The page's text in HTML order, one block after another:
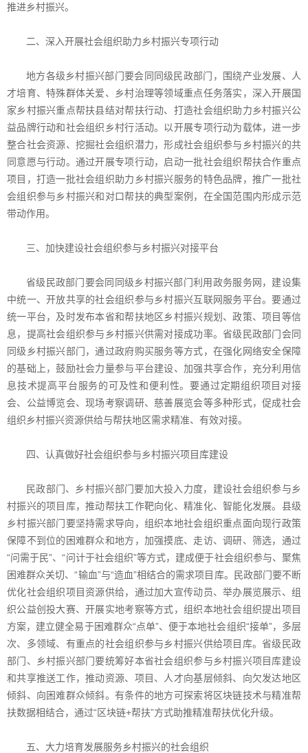
推进乡村振兴。
二、深入开展社会组织助力乡村振兴专项行动
地方各级乡村振兴部门要会同同级民政部门，围绕产业发展、人
才培育、特殊群体关爱、乡村治理等领域重点任务落实，深入开展国
家乡村振兴重点帮扶县结对帮扶行动、打造社会组织助力乡村振兴公
益品牌行动和社会组织乡村行活动。以开展专项行动为载体，进一步
整合社会资源、挖掘社会组织潜力，形成社会组织参与乡村振兴的共
同意愿与行动。通过开展专项行动，启动一批社会组织帮扶合作重点
项目，打造一批社会组织助力乡村振兴服务的特色品牌，推广一批社
会组织参与乡村振兴和对口帮扶的典型案例，在全国范围内形成示范
带动作用。
三、加快建设社会组织参与乡村振兴对接平台
省级民政部门要会同同级乡村振兴部门利用政务服务网，建设集
中统一、开放共享的社会组织参与乡村振兴互联网服务平台。要通过
统一平台，及时发布本省和帮扶地区乡村振兴规划、政策、项目等信
息，提高社会组织参与乡村振兴供需对接成功率。省级民政部门会同
同级乡村振兴部门，通过政府购买服务等方式，在强化网络安全保障
的基础上，鼓励社会力量参与平台建设、加强共享合作，充分利用信
息技术提高平台服务的可及性和便利性。要通过定期组织项目对接
会、公益博览会、现场考察调研、慈善展览会等多种形式，促成社会
组织乡村振兴资源供给与帮扶地区需求精准、有效对接。
四、认真做好社会组织参与乡村振兴项目库建设
民政部门、乡村振兴部门要加大投入力度，建设社会组织参与乡
村振兴的项目库，推动帮扶工作靶向化、精准化、智能化发展。县级
乡村振兴部门要坚持需求导向，组织本地社会组织重点面向现行政策
保障不到位的困难群众和地方，加强摸底、走访、调研、筛选，通过
“问需于民”、“问计于社会组织”等方式，建成便于社会组织参与、聚焦
困难群众关切、“输血”与“造血”相结合的需求项目库。民政部门要不断
优化社会组织项目资源供给，通过加大宣传动员、举办展览展示、组
织公益创投大赛、开展实地考察等方式，组织本地社会组织提出项目
方案，建立健全易于困难群众“点单”、便于本地社会组织“接单”，多层
次、多领域、有重点的社会组织参与乡村振兴供给项目库。省级民政
部门、乡村振兴部门要统筹好本省社会组织参与乡村振兴项目库建设
和共享推送工作，推动资源、项目、人才向基层倾斜、向欠发达地区
倾斜、向困难群众倾斜。有条件的地方可探索将区块链技术与精准帮
扶数据相结合，通过“区块链+帮扶”方式助推精准帮扶优化升级。
五、大力培育发展服务乡村振兴的社会组织